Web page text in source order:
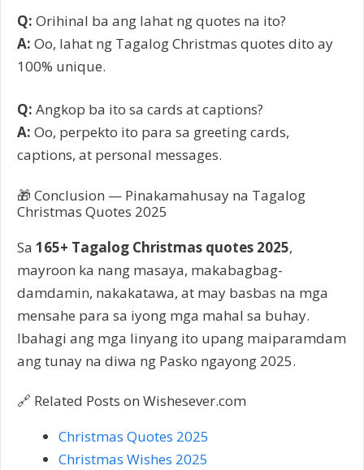
Q: Orihinal ba ang lahat ng quotes na ito?
A: Oo, lahat ng Tagalog Christmas quotes dito ay
100% unique.
Q: Angkop ba ito sa cards at captions?
A: Oo, perpekto ito para sa greeting cards,
captions, at personal messages.
🎁 Conclusion — Pinakamahusay na Tagalog
Christmas Quotes 2025
Sa 165+ Tagalog Christmas quotes 2025,
mayroon ka nang masaya, makabagbag-
damdamin, nakakatawa, at may basbas na mga
mensahe para sa iyong mga mahal sa buhay.
Ibahagi ang mga linyang ito upang maiparamdam
ang tunay na diwa ng Pasko ngayong 2025.
🔗 Related Posts on Wishesever.com
Christmas Quotes 2025
Christmas Wishes 2025